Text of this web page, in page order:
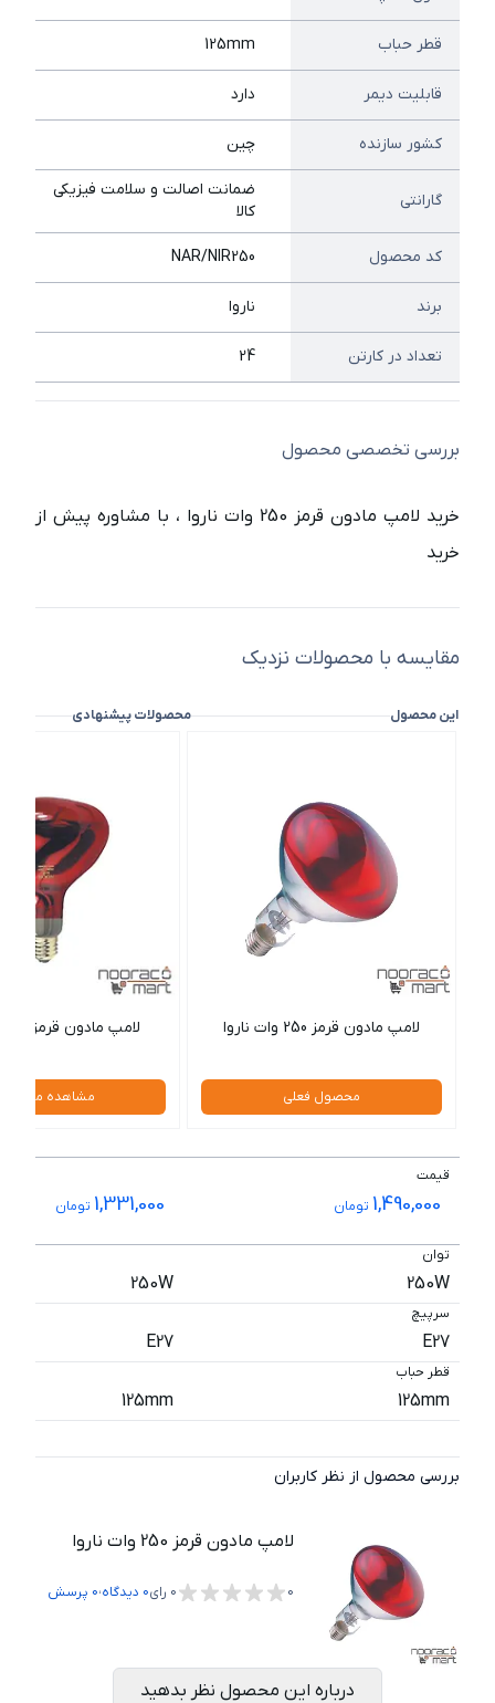
قطر حباب 125mm
قابلیت دیمر دارد
کشور سازنده چین
گارانتی
ضمانت اصالت و سلامت فیزیکی
کالا
کد محصول NAR/NIR250
برند ناروا
تعداد در کارتن 24
بررسی تخصصی محصول
خرید لامپ مادون قرمز 250 وات ناروا ، با مشاوره پیش از
خرید
مقایسه با محصولات نزدیک
این محصول محصولات پیشنهادی
لامپ مادون قرمز 250 وات ناروا
محصول فعلی
لامپ مادون قرمز 250 وات نور
مشاهده
قیمت
1,490,000 تومان 1,331,000 تومان
توان
250W
250W
سرپیچ
E27
E27
قطر حباب
125mm
125mm
بررسی محصول از نظر کاربران
لامپ مادون قرمز 250 وات ناروا
0
0 رای0 دیدگاه،0 پرسش
درباره این محصول نظر بدهید